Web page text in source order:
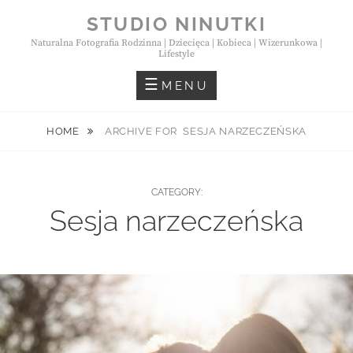
content
STUDIO NINUTKI
Naturalna Fotografia Rodzinna | Dziecięca | Kobieca | Wizerunkowa |
Lifestyle
MENU
HOME ARCHIVE FORSESJA NARZECZEŃSKA
CATEGORY:
Sesja narzeczeńska